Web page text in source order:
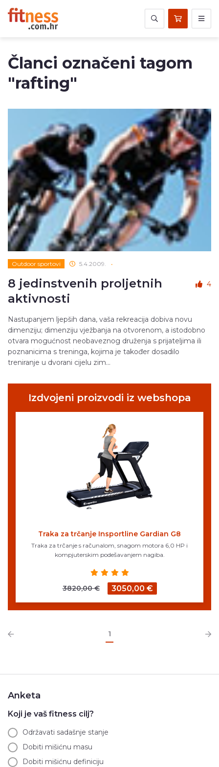
Članci označeni tagom
"rafting"
Outdoor sportovi 5.4.2009. •
8 jedinstvenih proljetnih
aktivnosti
4
Nastupanjem ljepših dana, vaša rekreacija dobiva novu
dimenziju; dimenziju vježbanja na otvorenom, a istodobno
otvara mogućnost neobaveznog druženja s prijateljima ili
poznanicima s treninga, kojima je također dosadilo
treniranje u dvorani cijelu zim...
Izdvojeni proizvodi iz webshopa
Traka za trčanje Insportline Gardian G8
Traka za trčanje s računalom, snagom motora 6,0 HP i
kompjuterskim podešavanjem nagiba.
3820,00 € 3050,00 €
1
Anketa
Koji je vaš fitness cilj?
Održavati sadašnje stanje
Dobiti mišićnu masu
Dobiti mišićnu definiciju